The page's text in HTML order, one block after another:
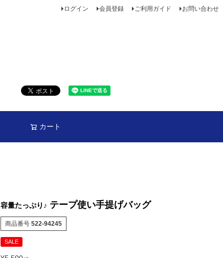
ログイン 会員登録 ご利用ガイド お問い合わせ
カート
容量たっぷり♪ テープ使い手提げバッグ
商品番号 522-94245
SALE